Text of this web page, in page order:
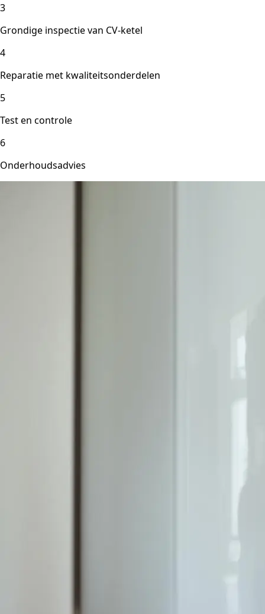
3
Grondige inspectie van CV-ketel
4
Reparatie met kwaliteitsonderdelen
5
Test en controle
6
Onderhoudsadvies